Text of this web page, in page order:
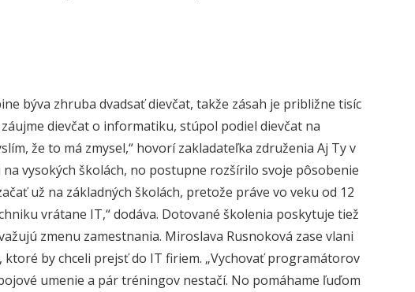
býva zhruba dvadsať dievčat, takže zásah je približne tisíc
dievčat o informatiku, stúpol podiel dievčat na
že to má zmysel,“ hovorí zakladateľka združenia Aj Ty v
vysokých školách, no postupne rozšírilo svoje pôsobenie
už na základných školách, pretože práve vo veku od 12
vrátane IT,“ dodáva. Dotované školenia poskytuje tiež
zmenu zamestnania. Miroslava Rusnoková zase vlani
by chceli prejsť do IT firiem. „Vychovať programátorov
umenie a pár tréningov nestačí. No pomáhame ľuďom